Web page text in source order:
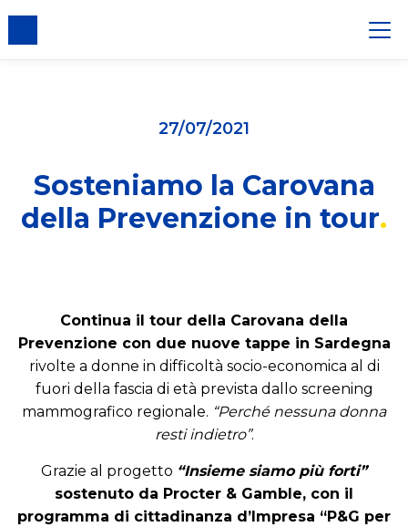
27/07/2021
Sosteniamo la Carovana
della Prevenzione in tour
Continua il tour della Carovana della
Prevenzione con due nuove tappe in Sardegna
rivolte a donne in difficoltà socio-economica al di
fuori della fascia di età prevista dallo screening
mammografico regionale. “Perché nessuna donna
resti indietro”.
Grazie al progetto “Insieme siamo più forti”
sostenuto da Procter & Gamble, con il
programma di cittadinanza d’Impresa “P&G per